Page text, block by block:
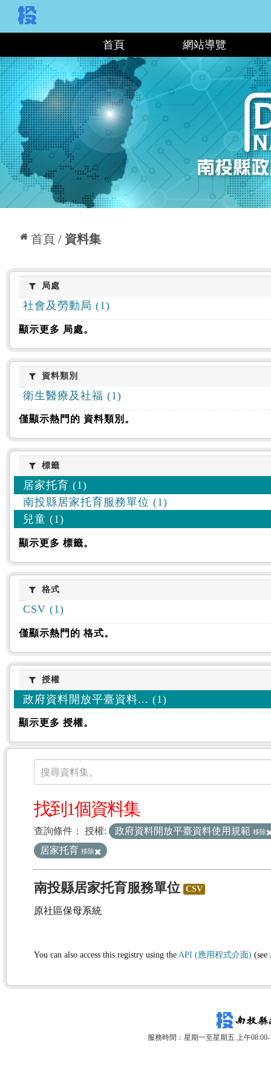
首頁 網站導覽
首頁 資料集
:::
局處局處
社會及勞動局 (1)
顯示更多 局處。
資料類別
資料類別
衛生醫療及社福 (1)
僅顯示熱門的 資料類別。
標籤標籤
居家托育 (1)
南投縣居家托育服務單位 (1)
兒童 (1)
顯示更多 標籤。
格式格式
CSV (1)
僅顯示熱門的 格式。
授權授權
政府資料開放平臺資料... (1)
顯示更多 授權。
資料集
搜尋資料集。
找到1個資料集
查詢條件： 授權: 政府資料開放平臺資料使用規範 移除
居家托育 移除
南投縣居家托育服務單位 CSV
原社區保母系統
You can also access this registry using the API (應用程式介面) (see
服務時間：星期一至星期五 上午